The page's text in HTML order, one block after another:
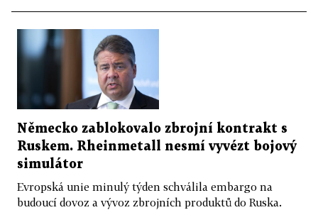
Německo zablokovalo zbrojní kontrakt s
Ruskem. Rheinmetall nesmí vyvézt bojový
simulátor
Evropská unie minulý týden schválila embargo na
budoucí dovoz a vývoz zbrojních produktů do Ruska.